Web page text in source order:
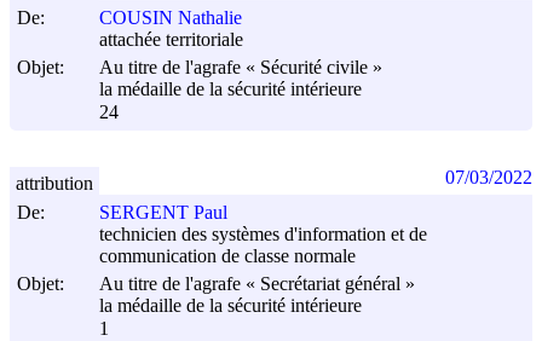
De:
COUSIN Nathalie
attachée territoriale
Objet:
Au titre de l'agrafe « Sécurité civile »
la médaille de la sécurité intérieure
24
De:
SERGENT Paul
technicien des systèmes d'information et de
communication de classe normale
Objet:
Au titre de l'agrafe « Secrétariat général »
la médaille de la sécurité intérieure
1
attribution 07/03/2022